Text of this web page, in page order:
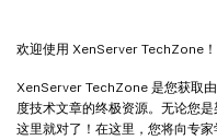
欢迎使用 XenServer TechZone！
XenServer TechZone 是您获取
度技术文章的终极资源。无论您
这里就对了！在这里，您将向专